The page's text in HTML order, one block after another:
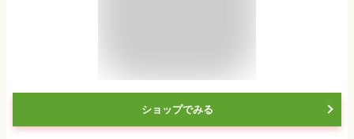
ショップでみる